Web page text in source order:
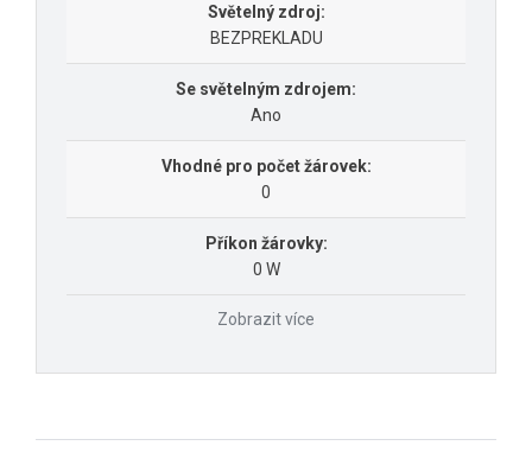
Světelný zdroj:
BEZPREKLADU
Se světelným zdrojem:
Ano
Vhodné pro počet žárovek:
0
Příkon žárovky:
0 W
Zobrazit více